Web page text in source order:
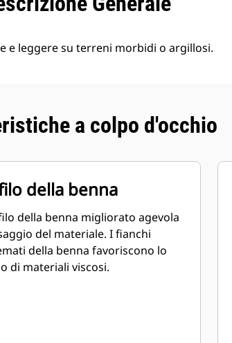
e leggere su terreni morbidi o argillosi.
a colpo d'occhio
della benna
della benna migliorato agevola
del materiale. I fianchi
della benna favoriscono lo
di materiali viscosi.